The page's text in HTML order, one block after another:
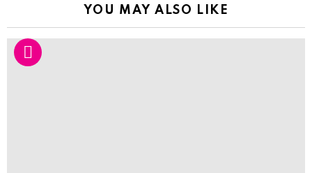
YOU MAY ALSO LIKE